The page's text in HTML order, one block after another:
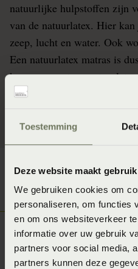
Toestemming
Deze website maakt
We gebruiken cookies om
personaliseren, om functies
en om ons websiteverkeer
informatie over uw gebruik
partners voor social media,
partners kunnen deze
natuurlijke hulpstoffen zijn
van de natuurlatex. Hier
zeep, lucht en water. Ook
Een natuurlatex matras is
hoger percentage
matrassen bestaat bijna niet.
Ontdek jouw
Slaapgedrag!
In combinatie met de